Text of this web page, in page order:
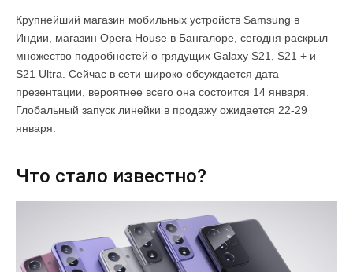
Крупнейший магазин мобильных устройств Samsung в
Индии, магазин Opera House в Бангалоре, сегодня раскрыл
множество подробностей о грядущих Galaxy S21, S21 + и
S21 Ultra. Сейчас в сети широко обсуждается дата
презентации, вероятнее всего она состоится 14 января.
Глобальный запуск линейки в продажу ожидается 22-29
января.
Что стало известно?